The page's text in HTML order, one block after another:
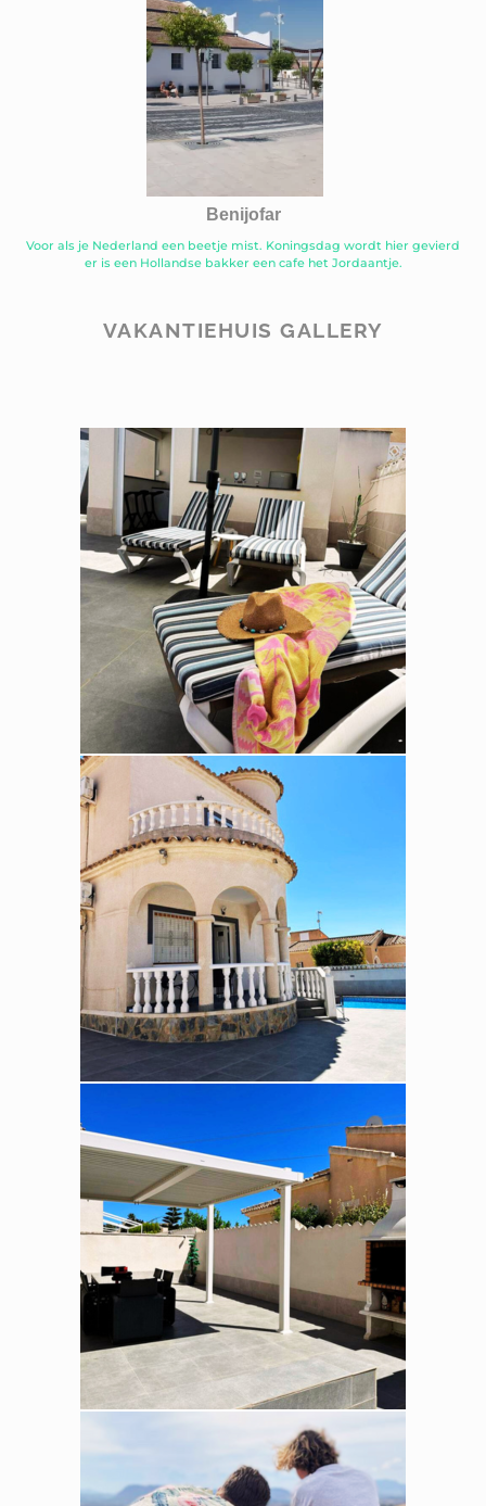
Benijofar
Voor als je Nederland een beetje mist. Koningsdag wordt hier gevierd
er is een Hollandse bakker een cafe het Jordaantje.
VAKANTIEHUIS GALLERY